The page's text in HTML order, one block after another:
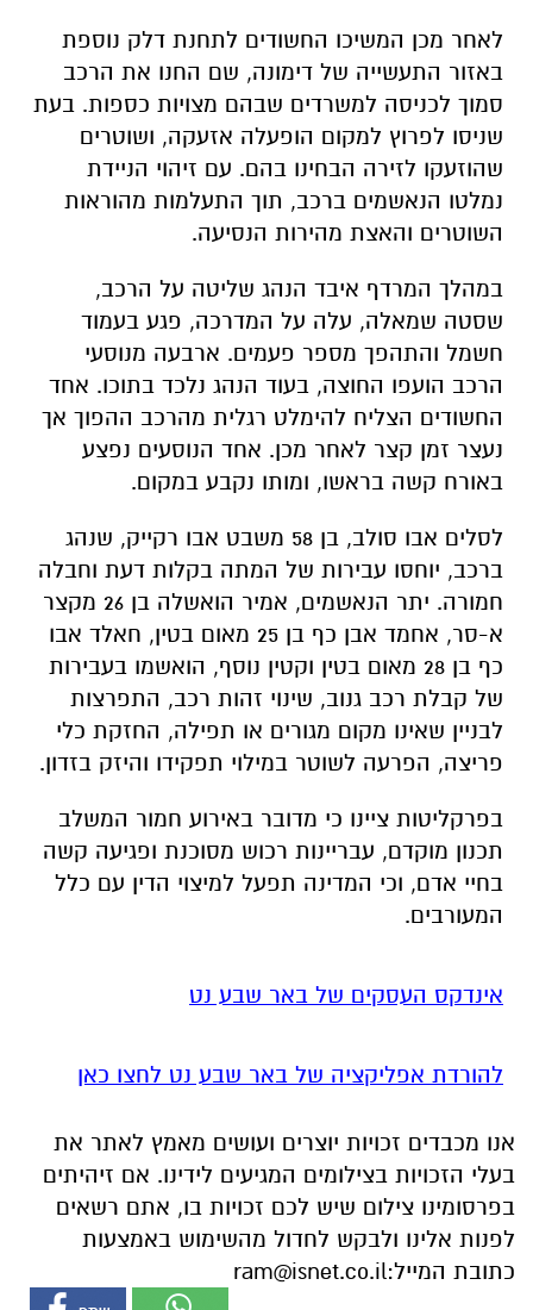
שהוזעקו לזירה הבחינו בהם. עם זיהוי הניידת
נמלטו הנאשמים ברכב, תוך התעלמות מהוראות
השוטרים והאצת מהירות הנסיעה.
במהלך המרדף איבד הנהג שליטה על הרכב,
שסטה שמאלה, עלה על המדרכה, פגע בעמוד
חשמל והתהפך מספר פעמים. ארבעה מנוסעי
החשודים הצליח להימלט רגלית מהרכב ההפוך אך
נעצר זמן קצר לאחר מכן. אחד הנוסעים נפצע
באורח קשה בראשו, ומותו נקבע במקום.
לסלים אבו סולב, בן 58 משבט אבו רקייק, שנהג
ברכב, יוחסו עבירות של המתה בקלות דעת וחבלה
כף בן 28 מאום בטין וקטין נוסף, הואשמו בעבירות
של קבלת רכב גנוב, שינוי זהות רכב, התפרצות
לבניין שאינו מקום מגורים או תפילה, החזקת כלי
פריצה, הפרעה לשוטר במילוי תפקידו והיזק בזדון.
בפרקליטות ציינו כי מדובר באירוע חמור המשלב
תכנון מוקדם, עבריינות רכוש מסוכנת ופגיעה קשה
בחיי אדם, וכי המדינה תפעל למיצוי הדין עם כלל
אינדקס העסקים של באר שבע נט
בפרסומינו צילום שיש לכם זכויות בו, אתם רשאים
כתובת המייל:ram@isnet.co.il